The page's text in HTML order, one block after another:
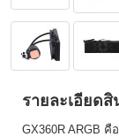
รายละเอียด
GX360R ARGB